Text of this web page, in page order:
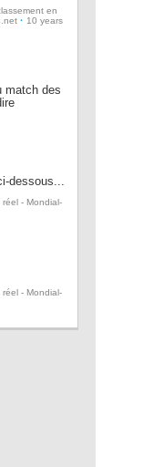
en
· 10 years
match des
dessous...
- Mondial-
- Mondial-